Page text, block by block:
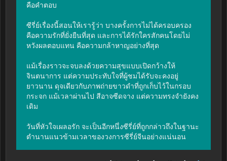
คือคำตอบ
ซีรี่ย์เรื่องนี้สอนให้เรารู้ว่า บางครั้งการไม่ได้ครอบครอง
คือความรักที่ยั่งยืนที่สุด และการได้รักใครสักคนโดยไม่
หวังผลตอบแทน คือความกล้าหาญอย่างที่สุด
แม้เรื่องราวจะจบลงด้วยความสุขแบบเปิดกว้างให้
จินตนาการ แต่ความประทับใจที่ผู้ชมได้รับจะคงอยู่
ยาวนาน ดุจเดียวกับภาพถ่ายขาวดำที่ถูกเก็บไว้ในกรอบ
กระจก แม้เวลาผ่านไป สีอาจซีดจาง แต่ความทรงจำยังคง
เดิม
วันที่หัวใจเผลอรัก จะเป็นอีกหนึ่งซีรี่ย์ที่ถูกกล่าวถึงในฐานะ
ตำนานแนวข้ามเวลาของวงการซีรี่ย์จีนอย่างแน่นอน